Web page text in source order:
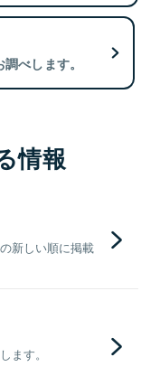
べします。
情報
新しい順に掲載
ます。